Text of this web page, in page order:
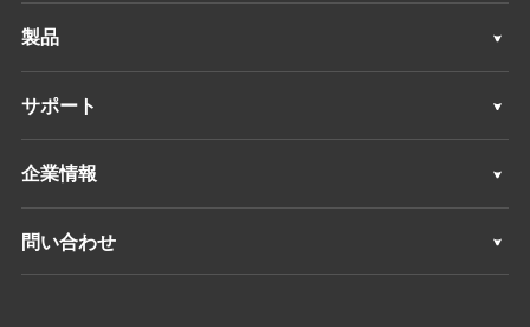
測量 & エンジニアリング
深浅測量
ポジショニングサービス
製品
測量 & エンジニアリング
深浅測量
サポート
サポート
企業情報
概要
問い合わせ